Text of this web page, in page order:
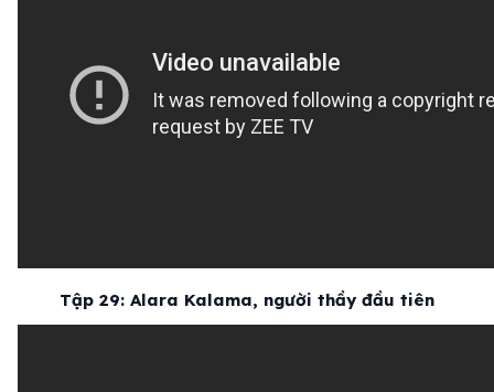
Tập 29: Alara Kalama, người thầy đầu tiên